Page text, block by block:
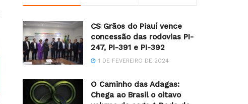
CS Grãos do Piauí vence
concessão das rodovias PI-
247, PI-391 e PI-392
1 DE FEVEREIRO DE 2024
O Caminho das Adagas:
Chega ao Brasil o oitavo